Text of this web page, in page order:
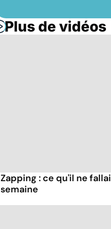
Plus de vidéos
Zapping : ce qu'il ne
semaine